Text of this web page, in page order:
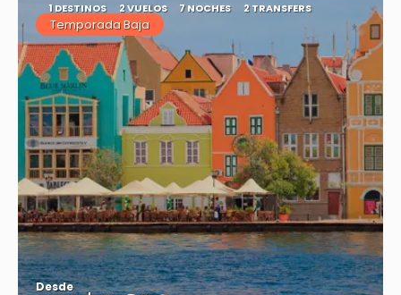
1 DESTINOS 2 VUELOS 7 NOCHES 2 TRANSFERS
Temporada Baja
Desde